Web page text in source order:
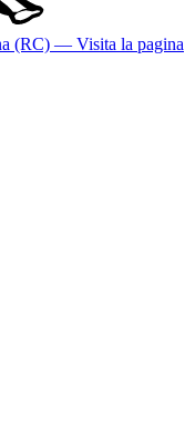
(RC) — Visita la pagina